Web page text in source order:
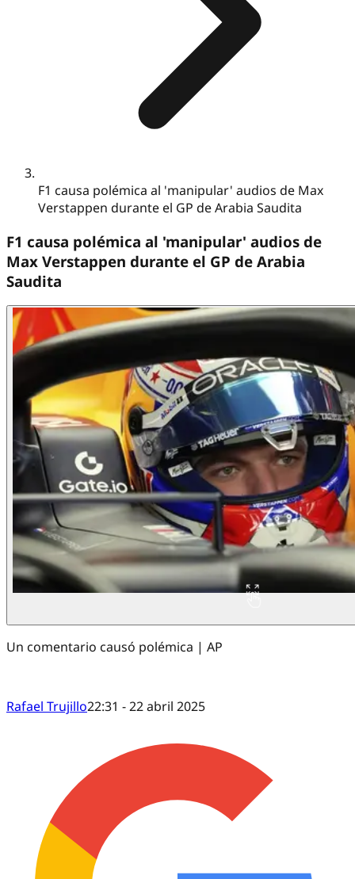
F1 causa polémica al 'manipular' audios de Max
Verstappen durante el GP de Arabia Saudita
F1 causa polémica al 'manipular' audios de
Max Verstappen durante el GP de Arabia
Saudita
Un comentario causó polémica | AP
Rafael Trujillo22:31 - 22 abril 2025